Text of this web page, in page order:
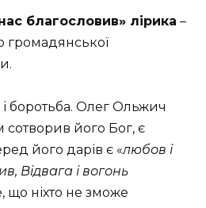
благословив» лірика –
громадянської
і боротьба. Олег Ольжич
сотворив його Бог, є
його дарів є «любов і
Відвага і вогонь
що ніхто не зможе